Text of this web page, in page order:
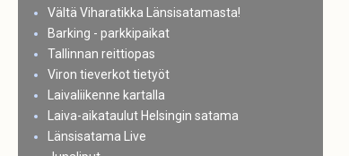
Vältä Viharatikka Länsisatamasta!
Barking - parkkipaikat
Tallinnan reittiopas
Viron tieverkot tietyöt
Laivaliikenne kartalla
Laiva-aikataulut Helsingin satama
Länsisatama Live